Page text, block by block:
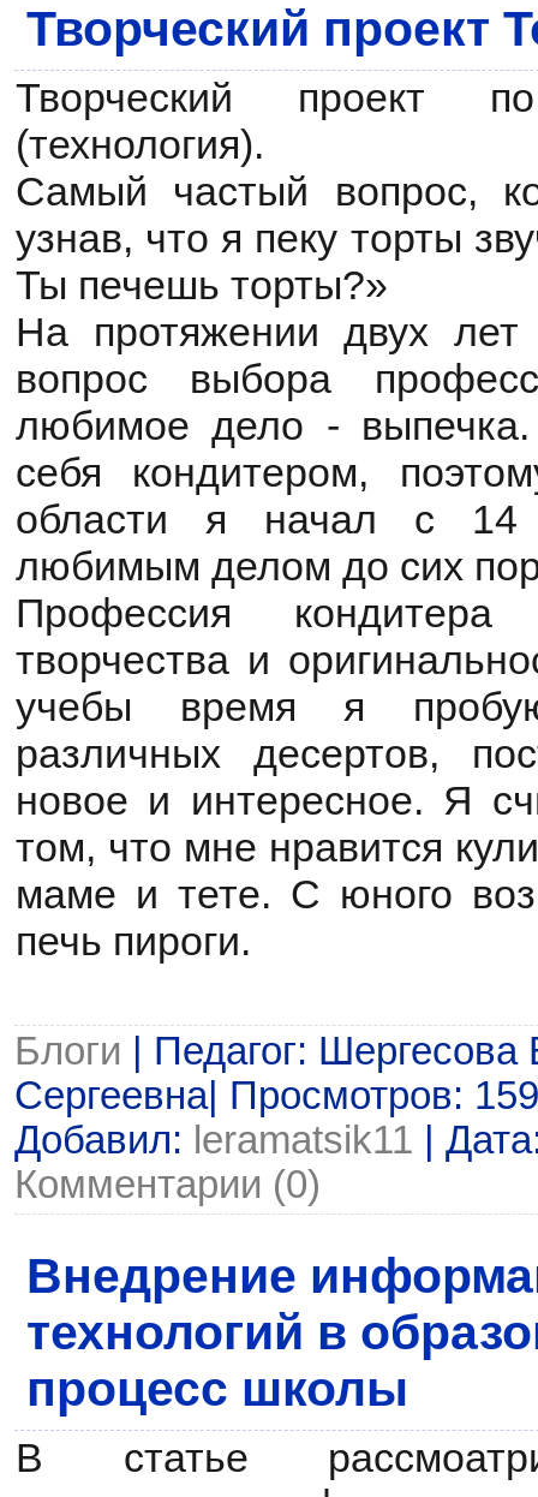
Творческий проект
Творческий проект
(технология).
Самый частый вопрос,
узнав, что я пеку торты
Ты печешь торты?»
На протяжении двух
вопрос выбора
любимое дело -
себя кондитером,
области я начал с
любимым делом до сих
Профессия
творчества и
учебы время я
различных десертов,
новое и интересное. Я
том, что мне нравится
маме и тете. С юного
печь пироги.
Блоги | Педагог: Шергесова
Сергеевна| Просмотров:
Добавил: leramatsik11 |
Комментарии (0)
Внедрение
технологий в
процесс школы
В статье